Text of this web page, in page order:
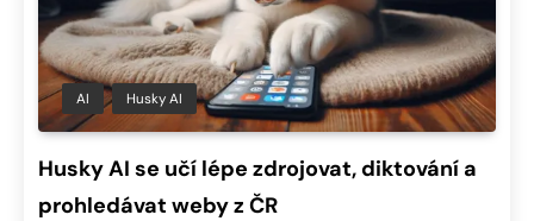
AI Husky AI
Husky AI se učí lépe zdrojovat, diktování a
prohledávat weby z ČR